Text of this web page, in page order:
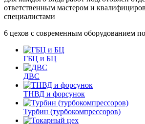
ответственным мастером и
специалистами
6 цехов с современным оборудованием
ГБЦ и БЦ
ДВС
ТНВД и форсунок
Турбин (турбокомпрессоров)